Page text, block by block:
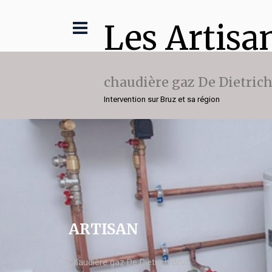
Les
chaudière gaz De Dietrich
Intervention sur Bruz et sa région
ARTISAN
chaudière gaz De Dietrich Bruz